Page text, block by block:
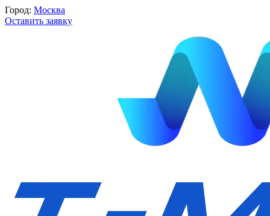
Город: Москва
Оставить заявку